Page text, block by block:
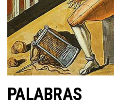
PALABRAS